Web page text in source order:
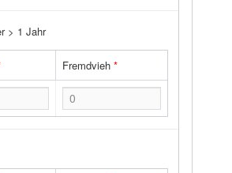
> 1 Jahr
Fremdvieh*